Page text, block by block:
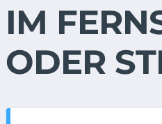
IM
ODER